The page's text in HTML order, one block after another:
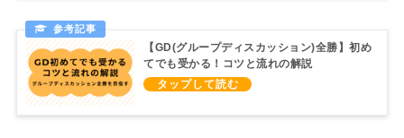
【GD(グループディスカッション)全勝】初め
てでも受かる！コツと流れの解説